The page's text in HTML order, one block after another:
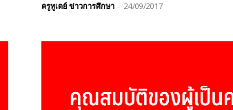
ครูทูเดย์ ข่าวการศึกษา - 24/09/2017